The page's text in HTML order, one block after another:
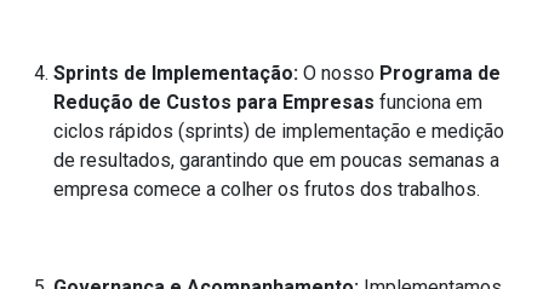
Sprints de Implementação: O nosso Programa de
Redução de Custos para Empresas funciona em
ciclos rápidos (sprints) de implementação e medição
de resultados, garantindo que em poucas semanas a
empresa comece a colher os frutos dos trabalhos.